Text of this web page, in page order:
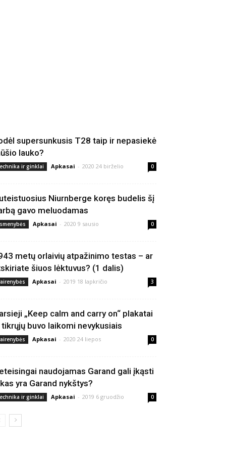
supersunkusis T28 taip ir nepasiekė
lauko?
ir ginklai Apkasai - 2020 24 birželio 0
Niurnberge koręs budelis šį
gavo meluodamas
Apkasai - 2020 9 sausio 0
metų orlaivių atpažinimo testas – ar
šiuos lėktuvus? (1 dalis)
Apkasai - 2019 18 lapkričio 3
„Keep calm and carry on“ plakatai
tikrųjų buvo laikomi nevykusiais
Apkasai - 2020 24 liepos 0
naudojamas Garand gali įkąsti
yra Garand nykštys?
ir ginklai Apkasai - 2019 6 gruodžio 0